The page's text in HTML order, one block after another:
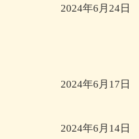
2024年6月24日
2024年6月17日
2024年6月14日